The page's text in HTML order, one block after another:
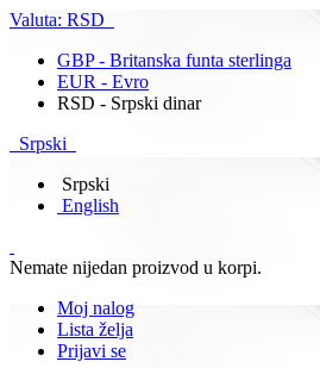
Valuta: RSD
GBP - Britanska funta sterlinga
EUR - Evro
RSD - Srpski dinar
Srpski
Srpski
English
Nemate nijedan proizvod u korpi.
Moj nalog
Lista želja
Prijavi se